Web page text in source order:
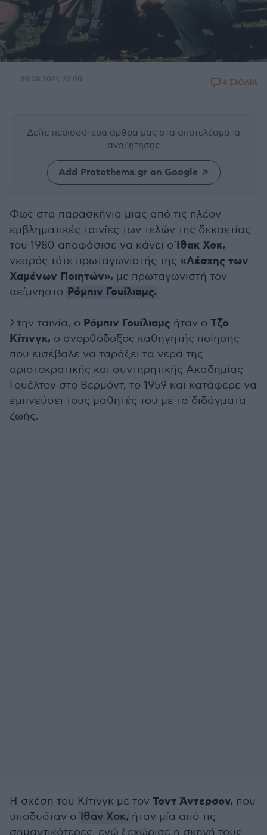
30.08.2021, 23:00 4 ΣΧΟΛΙΑ
Δείτε περισσότερα άρθρα μας στα αποτελέσματα
αναζήτησης
Add Protothema.gr on Google
Φως στα παρασκήνια μιας από τις πλέον
εμβληματικές ταινίες των τελών της δεκαετίας
του 1980 αποφάσισε να κάνει οΊθακ Χοκ,
νεαρός τότε πρωταγωνιστής της «Λέσχης των
Χαμένων Ποιητών», με πρωταγωνιστή τον
αείμνηστο Ρόμπιν Γουίλιαμς.
Στην ταινία, ο Ρόμπιν Γουίλιαμς ήταν ο Τζο
Κίτινγκ, ο ανορθόδοξος καθηγητής ποίησης
που εισέβαλε να ταράξει τα νερά της
αριστοκρατικής και συντηρητικής Ακαδημίας
Γουέλτον στο Βερμόντ, το 1959 και κατάφερε να
εμπνεύσει τους μαθητές του με τα διδάγματα
ζωής.
Η σχέση του Κίτινγκ με τον Τοντ Άντερσον, που
υποδυόταν οΊθαν Χοκ, ήταν μία από τις
σημαντικότερες, ενώ ξεχώρισε η σκηνή τους